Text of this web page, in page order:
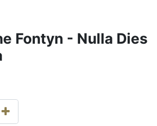
Fontyn - Nulla Dies